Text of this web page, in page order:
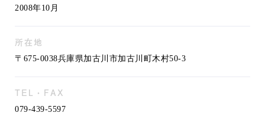
2008年10月
所在地
〒675-0038兵庫県加古川市加古川町木村50-3
TEL・FAX
079-439-5597